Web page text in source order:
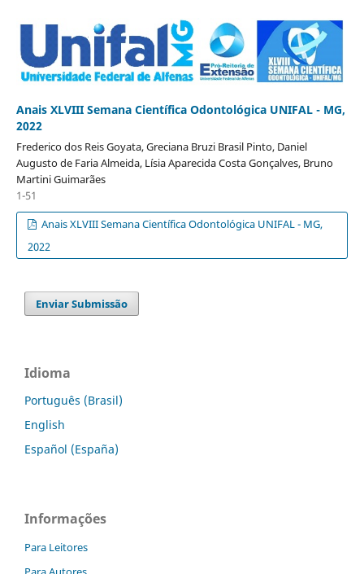
Anais XLVIII Semana Científica Odontológica UNIFAL - MG,
2022
Frederico dos Reis Goyata, Greciana Bruzi Brasil Pinto, Daniel
Augusto de Faria Almeida, Lísia Aparecida Costa Gonçalves, Bruno
Martini Guimarães
1-51
Anais XLVIII Semana Científica Odontológica UNIFAL - MG,
2022
Enviar Submissão
Idioma
Português (Brasil)
English
Español (España)
Informações
Para Leitores